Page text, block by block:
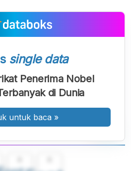
single data
Penerima Nobel
di Dunia
untuk baca »